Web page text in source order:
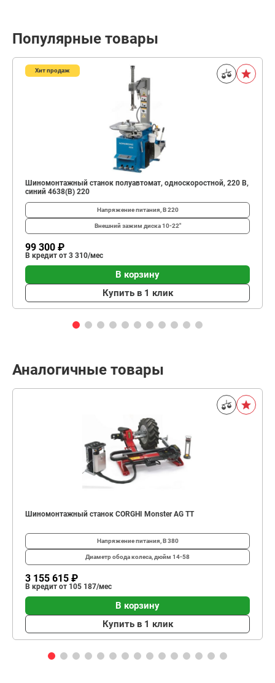
Популярные товары
Хит продаж
Шиномонтажный станок полуавтомат, односкоростной, 220 В,
синий 4638(B) 220
Напряжение питания, В220
Внешний зажим диска10-22"
99 300 ₽
В кредит от 3 310/мес
В корзину
Купить в 1 клик
Аналогичные товары
Шиномонтажный станок CORGHI Monster AG TT
Напряжение питания, В380
Диаметр обода колеса, дюйм 14-58
3 155 615 ₽
В кредит от 105 187/мес
В корзину
Купить в 1 клик